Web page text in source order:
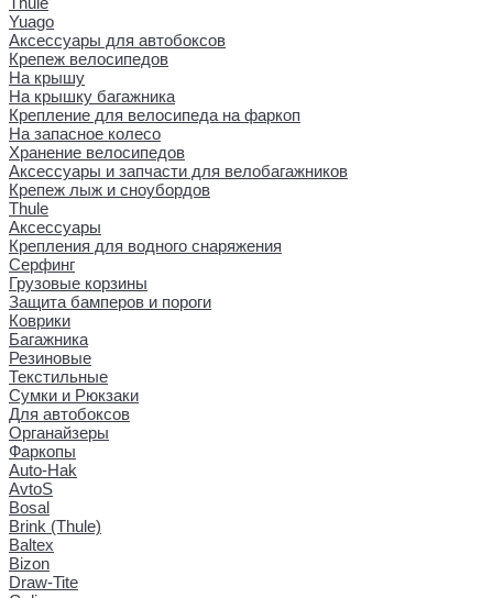
Yuago
Аксессуары для автобоксов
Крепеж велосипедов
На крышу
На крышку багажника
Крепление для велосипеда на фаркоп
На запасное колесо
Хранение велосипедов
Аксессуары и запчасти для велобагажников
Крепеж лыж и сноубордов
Thule
Аксессуары
Крепления для водного снаряжения
Серфинг
Грузовые корзины
Защита бамперов и пороги
Коврики
Багажника
Резиновые
Текстильные
Сумки и Рюкзаки
Для автобоксов
Органайзеры
Фаркопы
Auto-Hak
AvtoS
Bosal
Brink (Thule)
Baltex
Bizon
Draw-Tite